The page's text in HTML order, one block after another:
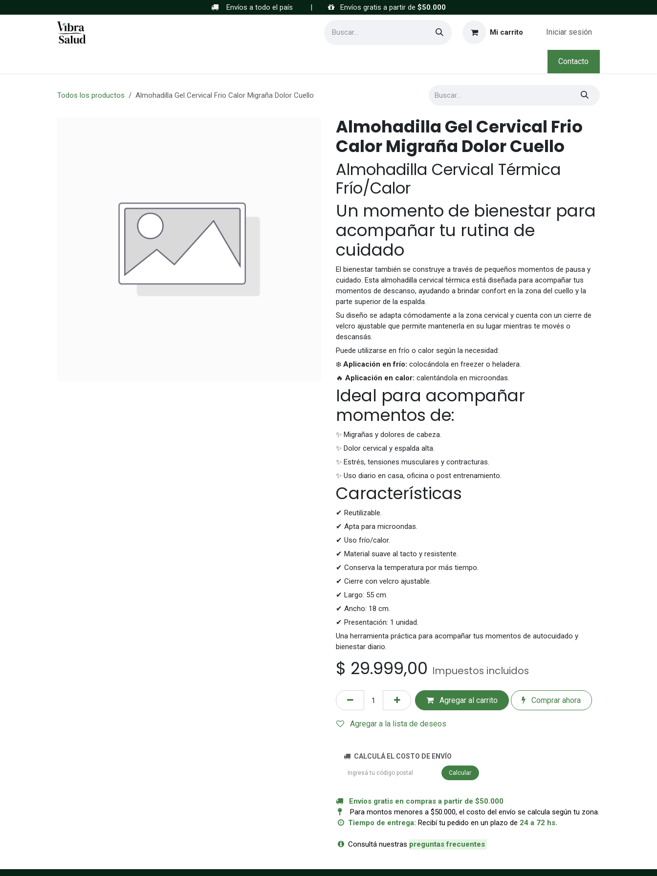
Envíos a todo el país | Envíos gratis a partir de $50.000
Mi carrito Iniciar sesión
Contacto
Todos los productos Almohadilla Gel Cervical Frio Calor Migraña Dolor Cuello
Almohadilla Gel Cervical Frio
Calor Migraña Dolor Cuello
Almohadilla Cervical Térmica
Frío/Calor
Un momento de bienestar para
acompañar tu rutina de
cuidado
El bienestar también se construye a través de pequeños momentos de pausa y
cuidado. Esta almohadilla cervical térmica está diseñada para acompañar tus
momentos de descanso, ayudando a brindar confort en la zona del cuello y la
parte superior de la espalda.
Su diseño se adapta cómodamente a la zona cervical y cuenta con un cierre de
velcro ajustable que permite mantenerla en su lugar mientras te movés o
descansás.
Puede utilizarse en frío o calor según la necesidad:
❄️ Aplicación en frío: colocándola en freezer o heladera.
🔥 Aplicación en calor: calentándola en microondas.
Ideal para acompañar
momentos de:
✨ Migrañas y dolores de cabeza.
✨ Dolor cervical y espalda alta.
✨ Estrés, tensiones musculares y contracturas.
✨ Uso diario en casa, oficina o post entrenamiento.
Características
✔ Reutilizable.
✔ Apta para microondas.
✔ Uso frío/calor.
✔ Material suave al tacto y resistente.
✔ Conserva la temperatura por más tiempo.
✔ Cierre con velcro ajustable.
✔ Largo: 55 cm.
✔ Ancho: 18 cm.
✔ Presentación: 1 unidad.
Una herramienta práctica para acompañar tus momentos de autocuidado y
bienestar diario.
$ 29.999,00 Impuestos incluidos
Agregar al carrito Comprar ahora
Agregar a la lista de deseos
CALCULÁ EL COSTO DE ENVÍO
Calcular
Envíos gratis en compras a partir de $50.000
Para montos menores a $50.000, el costo del envío se calcula según tu zona.
Tiempo de entrega: Recibí tu pedido en un plazo de 24 a 72 hs.
Consultá nuestras preguntas frecuentes